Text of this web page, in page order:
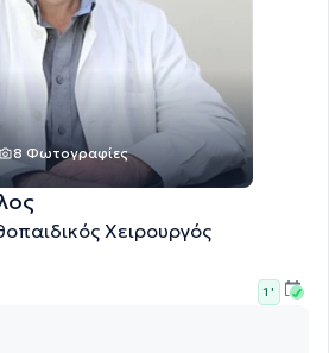
8 Φωτογραφίες
Χειρουργός
1 '